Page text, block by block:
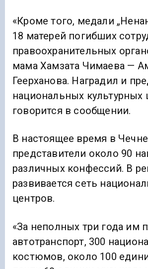
«Кроме того, медали
18 матерей погибших
правоохранительных
мама Хамзата Чимаева —
Геерханова. Наградил и
национальных культурных
говорится в сообщении.
В настоящее время в
представители около 90
различных конфессий. В
развивается сеть
центров.
«За неполных три года им
автотранспорт, 300
костюмов, около 100